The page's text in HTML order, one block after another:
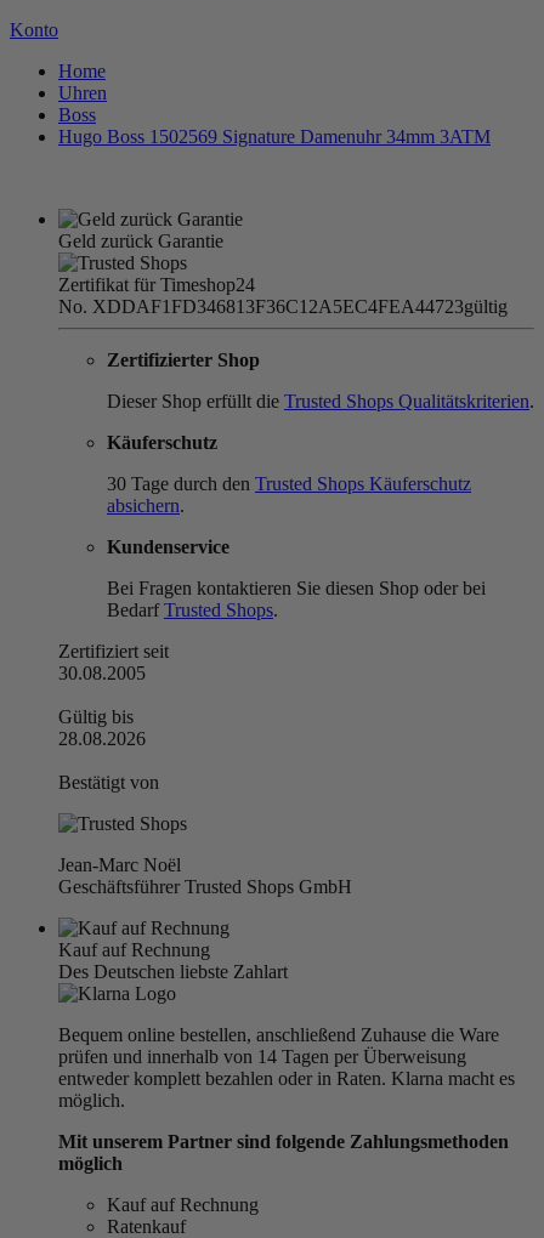
Konto
Home
Uhren
Boss
Hugo Boss 1502569 Signature Damenuhr 34mm 3ATM
Geld zurück Garantie
Zertifikat für Timeshop24
No. XDDAF1FD346813F36C12A5EC4FEA44723gültig
Zertifizierter Shop
Dieser Shop erfüllt die Trusted Shops Qualitätskriterien.
Käuferschutz
30 Tage durch den Trusted Shops Käuferschutz
absichern.
Kundenservice
Bei Fragen kontaktieren Sie diesen Shop oder bei
BedarfTrusted Shops.
Zertifiziert seit
30.08.2005
Gültig bis
28.08.2026
Bestätigt von
Jean-Marc Noël
Geschäftsführer Trusted Shops GmbH
Kauf auf Rechnung
Des Deutschen liebste Zahlart
Bequem online bestellen, anschließend Zuhause die Ware
prüfen und innerhalb von 14 Tagen per Überweisung
entweder komplett bezahlen oder in Raten. Klarna macht es
möglich.
Mit unserem Partner sind folgende Zahlungsmethoden
möglich
Kauf auf Rechnung
Ratenkauf